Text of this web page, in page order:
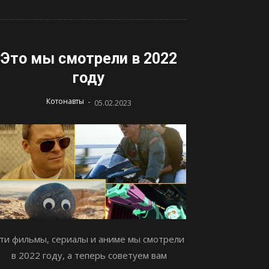
Это мы смотрели в 2022
году
Котонавты - 05.02.2023
фильмы, сериалы и аниме мы смотрели
в 2022 году, а теперь советуем вам